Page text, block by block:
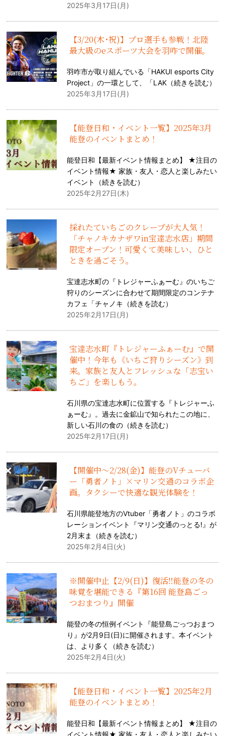
2025年3月17日(月)
【3/20(木･祝)】プロ選手も参戦！北陸
最大級のeスポーツ大会を羽咋で開催。
羽咋市が取り組んでいる「HAKUI esports City
Project」の一環として、「LAK（続きを読む）
2025年3月17日(月)
【能登日和・イベント一覧】2025年3月
能登のイベントまとめ！
能登日和【最新イベント情報まとめ】 ★注目の
イベント情報★ 家族・友人・恋人と楽しみたい
イベント（続きを読む）
2025年2月27日(木)
採れたていちごのクレープが大人気！
「チャノキカナザワin宝達志水店」期間
限定オープン！可愛くて美味しい、ひと
ときを過ごそう。
宝達志水町の『トレジャーふぁーむ』のいちご
狩りのシーズンに合わせて期間限定のコンテナ
カフェ「チャノキ（続きを読む）
2025年2月17日(月)
宝達志水町『トレジャーふぁーむ』で開
催中！今年も《いちご狩りシーズン》到
来。家族と友人とフレッシュな「志宝い
ちご」を楽しもう。
石川県の宝達志水町に位置する『トレジャーふ
ぁーむ』。過去に金鉱山で知られたこの地に、
新しい石川の食の（続きを読む）
2025年2月17日(月)
【開催中〜2/28(金)】能登のVチューバ
ー「勇者ノト」×マリン交通のコラボ企
画。タクシーで快適な観光体験を！
石川県能登地方のVtuber「勇者ノト」のコラボ
レーションイベント『マリン交通のっとる!』が
2月末ま（続きを読む）
2025年2月4日(火)
※開催中止【2/9(日)】復活‼能登の冬の
味覚を堪能できる『第16回 能登島ごっ
つおまつり』開催
能登の冬の恒例イベント『能登島ごっつおまつ
り』が2月9日(日)に開催されます。本イベント
は、より多く（続きを読む）
2025年2月4日(火)
【能登日和・イベント一覧】2025年2月
能登のイベントまとめ！
能登日和【最新イベント情報まとめ】 ★注目の
イベント情報★ 家族・友人・恋人と楽しみたい